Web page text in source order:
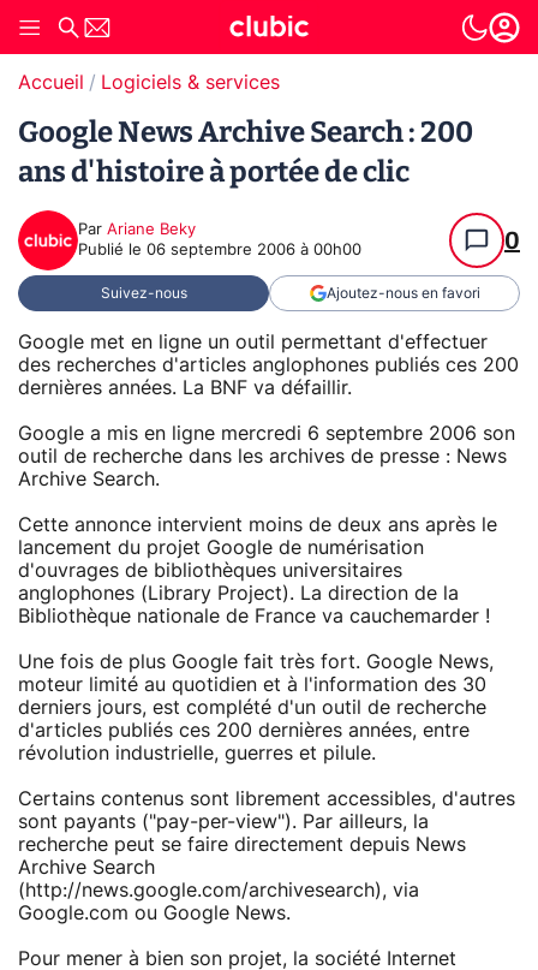
Accueil Logiciels & services
Google News Archive Search : 200
ans d'histoire à portée de clic
Par Ariane Beky
Publié le 06 septembre 2006 à 00h00 0
Suivez-nous Ajoutez-nous en favori
Google met en ligne un outil permettant d'effectuer
des recherches d'articles anglophones publiés ces 200
dernières années. La BNF va défaillir.
Google a mis en ligne mercredi 6 septembre 2006 son
outil de recherche dans les archives de presse : News
Archive Search.
Cette annonce intervient moins de deux ans après le
lancement du projet Google de numérisation
d'ouvrages de bibliothèques universitaires
anglophones (Library Project). La direction de la
Bibliothèque nationale de France va cauchemarder !
Une fois de plus Google fait très fort. Google News,
moteur limité au quotidien et à l'information des 30
derniers jours, est complété d'un outil de recherche
d'articles publiés ces 200 dernières années, entre
révolution industrielle, guerres et pilule.
Certains contenus sont librement accessibles, d'autres
sont payants ("pay-per-view"). Par ailleurs, la
recherche peut se faire directement depuis News
Archive Search
(http://news.google.com/archivesearch), via
Google.com ou Google News.
Pour mener à bien son projet, la société Internet